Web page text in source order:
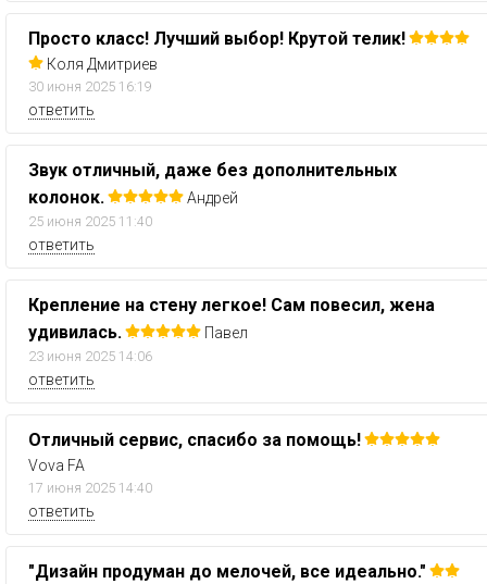
Просто класс! Лучший выбор! Крутой телик!
Коля Дмитриев
30 июня 2025 16:19
ответить
Звук отличный, даже без дополнительных
колонок.
Андрей
25 июня 2025 11:40
ответить
Крепление на стену легкое! Сам повесил, жена
удивилась.
Павел
23 июня 2025 14:06
ответить
Отличный сервис, спасибо за помощь!
Vova FA
17 июня 2025 14:40
ответить
"Дизайн продуман до мелочей, все идеально."